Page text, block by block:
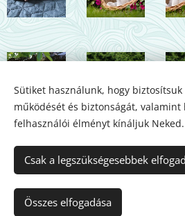
Az oldalt a
Magyar
Sütiket használunk, hogy
működését és biztonságát,
felhasználói élményt kínáljuk Neked.
Csak a legszükségesebbek
Összes elfogadása